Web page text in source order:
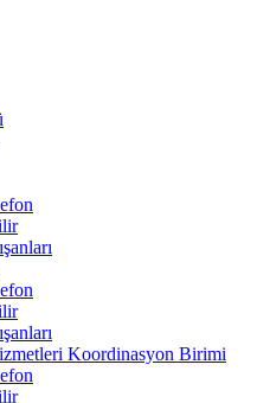
Koordinasyon Birimi